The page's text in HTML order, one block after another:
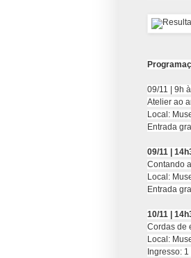
09/11 | 9h
Atelier ao
Local:
Entrada
09/11 |
Contando
Local:
Entrada
10/11 |
Cordas de
Local:
Ingresso: